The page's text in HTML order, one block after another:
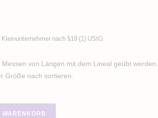
nach §19 (1) UStG.
von Längen mit dem Lineal geübt werden.
Größe nach sortieren.
WARENKORB